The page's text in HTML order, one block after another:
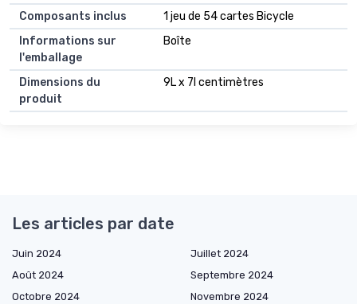
Composants inclus
1 jeu de 54 cartes Bicycle
Informations sur
l'emballage
Boîte
Dimensions du
produit
9L x 7l centimètres
Les articles par date
Juin 2024
Juillet 2024
Août 2024
Septembre 2024
Octobre 2024
Novembre 2024